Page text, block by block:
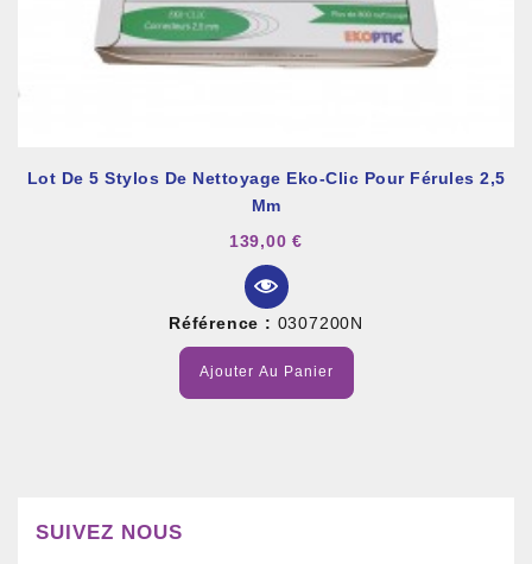
Lot De 5 Stylos De Nettoyage Eko-Clic Pour Férules 2,5
Mm
139,00 €
Référence : 0307200N
Ajouter Au Panier
SUIVEZ NOUS